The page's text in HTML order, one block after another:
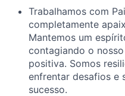
Trabalhamos com
completamente
Mantemos um
contagiando o
positiva. Somos
enfrentar desafios e
sucesso.